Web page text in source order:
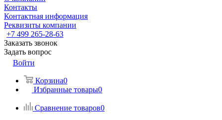
Контакты
Контактная информация
Реквизиты компании
+7 499 265-28-63
Заказать звонок
Задать вопрос
Войти
Корзина0
Избранные товары0
Сравнение товаров0